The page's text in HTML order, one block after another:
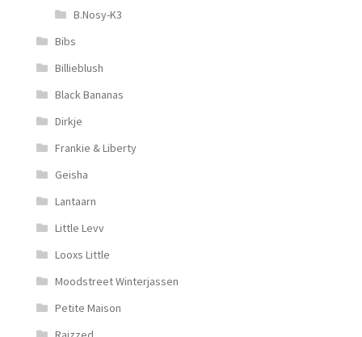
B.Nosy-K3
Bibs
Billieblush
Black Bananas
Dirkje
Frankie & Liberty
Geisha
Lantaarn
Little Levv
Looxs Little
Moodstreet Winterjassen
Petite Maison